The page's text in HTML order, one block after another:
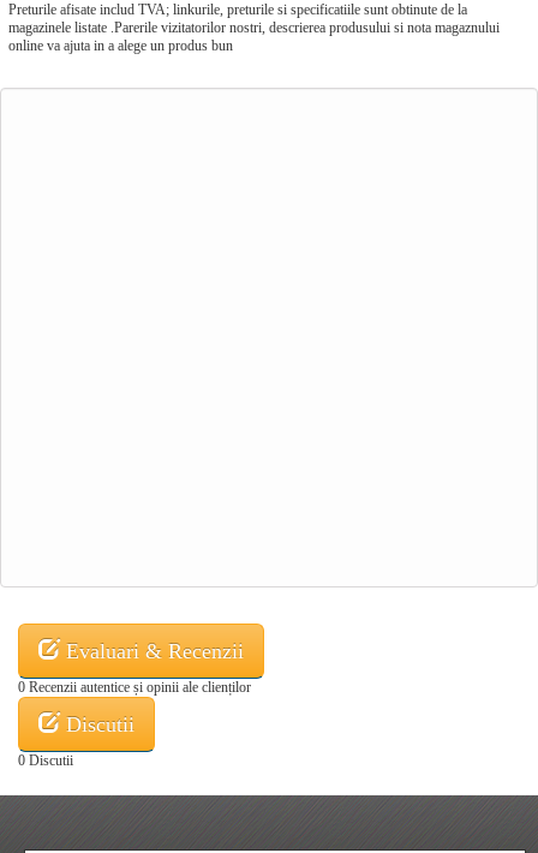
Preturile afisate includ TVA; linkurile, preturile si specificatiile sunt obtinute de la
magazinele listate .Parerile vizitatorilor nostri, descrierea produsului si nota magaznului
online va ajuta in a alege un produs bun
Evaluari & Recenzii
0 Recenzii autentice și opinii ale clienților
Discutii
0 Discutii